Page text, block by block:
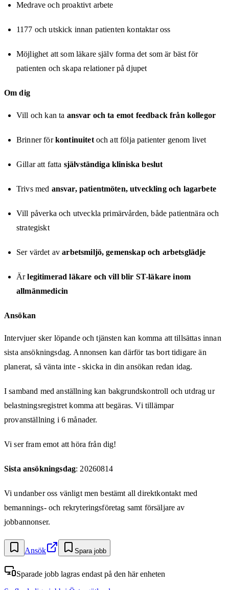
Medrave och proaktivt arbete
1177 och utskick innan patienten kontaktar oss
Möjlighet att som läkare själv forma det som är bäst för
patienten och skapa relationer på djupet
Om dig
Vill och kan ta ansvar och ta emot feedback från kollegor
Brinner förkontinuitetoch att följa patienter genom livet
Gillar att fatta självständiga kliniska beslut
Trivs med ansvar, patientmöten, utveckling och lagarbete
Vill påverka och utveckla primärvården, både patientnära och
strategiskt
Ser värdet avarbetsmiljö, gemenskap och arbetsglädje
Ärlegitimerad läkare och vill blir ST-läkare inom
allmänmedicin
Ansökan
Intervjuer sker löpande och tjänsten kan komma att tillsättas innan
sista ansökningsdag. Annonsen kan därför tas bort tidigare än
planerat, så vänta inte - skicka in din ansökan redan idag.
I samband med anställning kan bakgrundskontroll och utdrag ur
belastningsregistret komma att begäras. Vi tillämpar
provanställning i 6 månader.
Vi ser fram emot att höra från dig!
Sista ansökningsdag: 20260814
Vi undanber oss vänligt men bestämt all direktkontakt med
bemannings- och rekryteringsföretag samt försäljare av
jobbannonser.
Ansök Spara jobb
Sparade jobb lagras endast på den här enheten